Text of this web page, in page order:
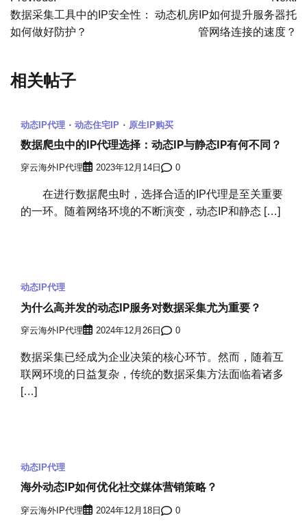
章
导
数据采集工具中的IP安全性：
如何做好防护？
动态机房IP如何提升服务器托
管网络连接的速度？
相关帖子
动态IP代理 动态住宅IP 原生IP购买
数据爬虫中的IP代理选择：动态IP与静态IP有何不同？
穿云海外IP代理 2023年12月14日 0
在进行数据爬虫时，选择合适的IP代理是至关重要
的一环。随着网络环境的不断演变，动态IP和静态 […]
动态IP代理
为什么高并发的动态IP服务对数据采集尤为重要？
穿云海外IP代理 2024年12月26日 0
数据采集已经成为企业决策的核心环节。然而，随着互
联网环境的日益复杂，传统的数据采集方法面临着诸多
[…]
动态IP代理
海外动态IP如何优化社交媒体营销策略？
穿云海外IP代理 2024年12月18日 0